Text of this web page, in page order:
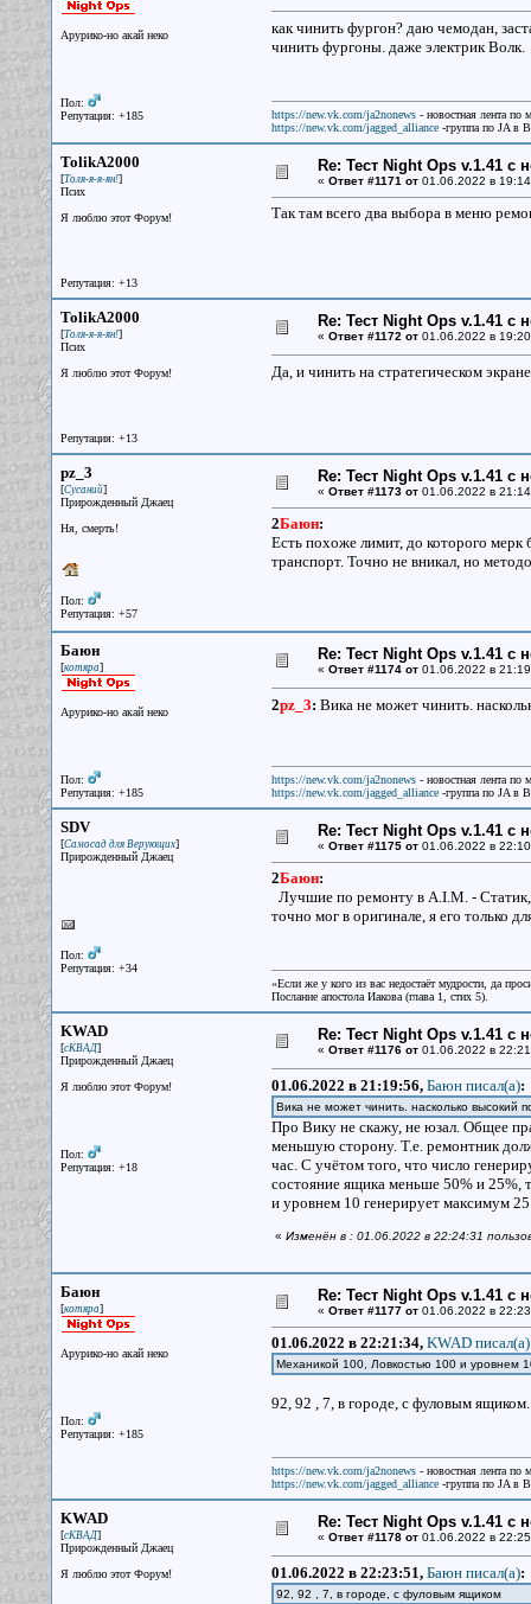
Арурико-но акай неко
Пол:
Репутация: +185
как чинить фургон? даю чемодан,
чинить фургоны. даже электрик Волк.
https://new.vk.com/ja2nonews- новостная лента по
https://new.vk.com/jagged_alliance-группа по JA в
TolikA2000
[Толя-я-я-ян!]
Псих
Я люблю этот Форум!
Репутация: +13
Re: Тест Night Ops v.1.41 с
« Ответ #1171 от01.06.2022 в
Так там всего два выбора в меню
TolikA2000
[Толя-я-я-ян!]
Псих
Я люблю этот Форум!
Репутация: +13
Re: Тест Night Ops v.1.41 с
« Ответ #1172 от01.06.2022 в
Да, и чинить на стратегическом
pz_3
[Сусаний]
Прирожденный Джаец
Ня, смерть!
Пол:
Репутация: +57
Re: Тест Night Ops v.1.41 с
« Ответ #1173 от01.06.2022 в
2Баюн:
Есть похоже лимит, до которого мерк
транспорт. Точно не вникал, но
Баюн
[котяра]
Арурико-но акай неко
Пол:
Репутация: +185
Re: Тест Night Ops v.1.41 с
« Ответ #1174 от01.06.2022 в
2pz_3: Вика не может чинить.
https://new.vk.com/ja2nonews- новостная лента по
https://new.vk.com/jagged_alliance-группа по JA в
SDV
[Самосад для Верующих]
Прирожденный Джаец
Пол:
Репутация: +34
Re: Тест Night Ops v.1.41 с
« Ответ #1175 от01.06.2022 в
2Баюн:
Лучшие по ремонту в A.I.M. -
точно мог в оригинале, я его только
«Если же у кого из вас недостаёт мудрости, да
Послание апостола Иакова (глава 1, стих 5).
KWAD
[сКВАД]
Прирожденный Джаец
Я люблю этот Форум!
Пол:
Репутация: +18
Re: Тест Night Ops v.1.41 с
« Ответ #1176 от01.06.2022 в
01.06.2022 в 21:19:56, Баюн писал(a):
Вика не может чинить. насколько высокий
Про Вику не скажу, не юзал. Общее
меньшую сторону. Т.е. ремонтник
час. С учётом того, что число
состояние ящика меньше 50% и
и уровнем 10 генерирует максимум
« Изменён в : 01.06.2022 в 22:24:31
Баюн
[котяра]
Арурико-но акай неко
Пол:
Репутация: +185
Re: Тест Night Ops v.1.41 с
« Ответ #1177 от01.06.2022 в
01.06.2022 в 22:21:34, KWAD писал(a)
Механикой 100, Ловкостью 100 и уровнем
92, 92 , 7, в городе, с фуловым
https://new.vk.com/ja2nonews- новостная лента по
https://new.vk.com/jagged_alliance-группа по JA в
KWAD
[сКВАД]
Прирожденный Джаец
Я люблю этот Форум!
Re: Тест Night Ops v.1.41 с
« Ответ #1178 от01.06.2022 в
01.06.2022 в 22:23:51, Баюн писал(a):
92, 92 , 7, в городе, с фуловым ящиком